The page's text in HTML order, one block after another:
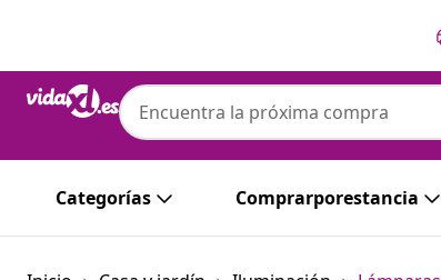
Categorías Comprarporestancia